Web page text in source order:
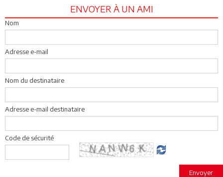
ENVOYER À UN AMI
Nom
Adresse e-mail
Nom du destinataire
Adresse e-mail destinataire
Code de sécurité
Envoyer